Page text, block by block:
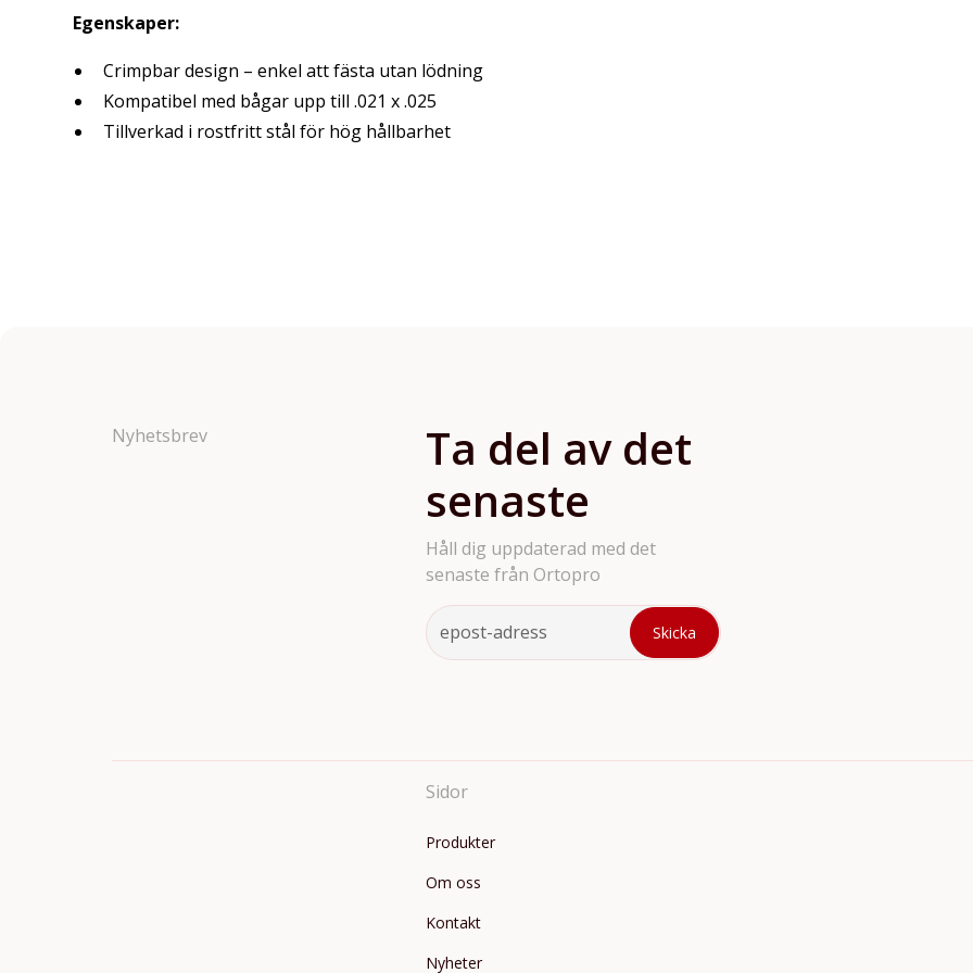
Egenskaper:
Crimpbar design – enkel att fästa utan lödning
Kompatibel med bågar upp till .021 x .025
Tillverkad i rostfritt stål för hög hållbarhet
Nyhetsbrev
Ta del av det
senaste
Håll dig uppdaterad med det
senaste från Ortopro
Sidor
Produkter
Om oss
Kontakt
Nyheter